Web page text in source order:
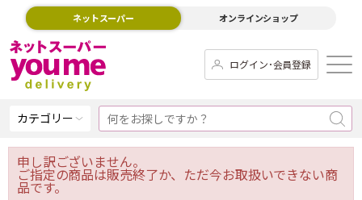
ネットスーパー オンラインショップ
ログイン･会員登録
カテゴリー
申し訳ございません。
ご指定の商品は販売終了か、ただ今お取扱いできない商
品です。